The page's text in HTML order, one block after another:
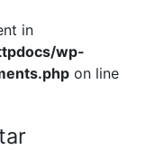
in
wp-
on line